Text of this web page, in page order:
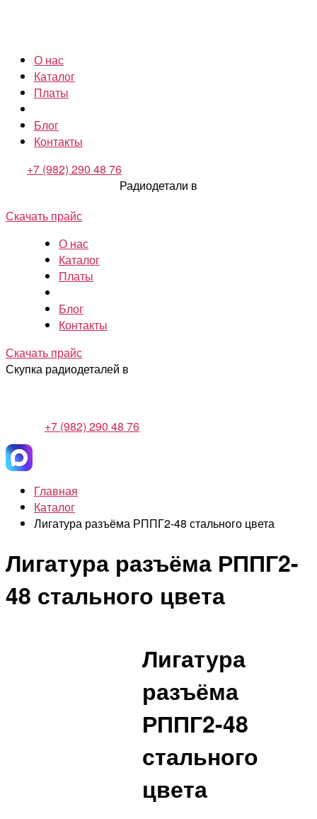
О нас
Каталог
Платы
Блог
Контакты
+7 (982) 290 48 76
Радиодетали в
Скачать прайс
О нас
Каталог
Платы
Блог
Контакты
Скачать прайс
Скупка радиодеталей в
+7 (982) 290 48 76
Главная
Каталог
Лигатура разъёма РППГ2-48 стального цвета
Лигатура разъёма РППГ2-
48 стального цвета
Лигатура
разъёма
РППГ2-48
стального
цвета